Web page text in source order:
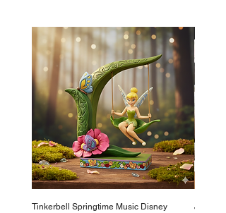
Tinkerbell Springtime Music Disney
Jasmin